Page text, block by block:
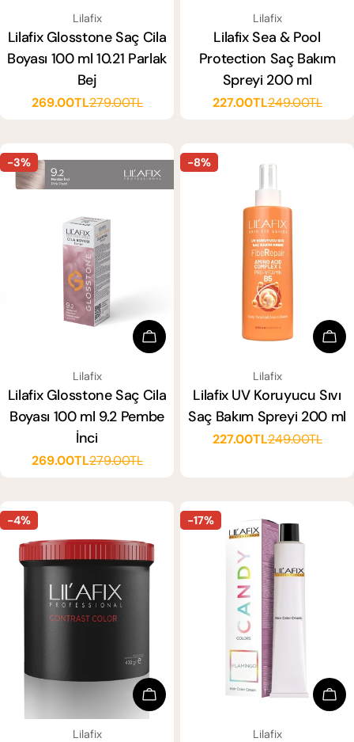
SATICI:
Lilafix
Lilafix Glosstone Saç Cila
Boyası 100 ml 10.21 Parlak
Bej
Satış
269.00TLNormal
279.00TL
SATICI:
Lilafix
Lilafix Sea & Pool
Protection Saç Bakım
Spreyi 200 ml
Satış
227.00TLNormal
249.00TL
-3%
Sepete Ekle
SATICI:
Lilafix
Lilafix Glosstone Saç Cila
Boyası 100 ml 9.2 Pembe
İnci
Satış
269.00TLNormal
279.00TL
-8%
SATICI:
Lilafix
Lilafix UV Koruyucu Sıvı
Saç Bakım Spreyi 200 ml
Satış
227.00TLNormal
249.00TL
-4%
Sepete Ekle
SATICI:
Lilafix
-17%
SATICI:
Lilafix